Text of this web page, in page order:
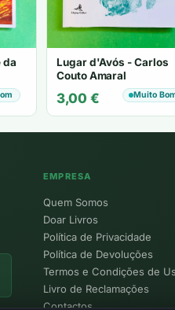
da
Lugar d'Avós - Carlos
Couto Amaral
3,00 € Muito
EMPRESA
Quem Somos
Doar Livros
Política de Privacidade
Política de Devoluções
Termos e Condições de
Livro de Reclamações
Contactos